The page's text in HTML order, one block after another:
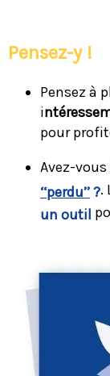
Pensez-y !
Pensez à
i
pour
Avez-vous
‘‘perdu’’?.
un outil